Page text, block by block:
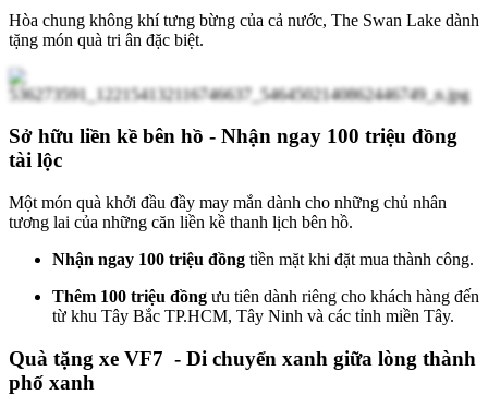
Hòa chung không khí tưng bừng của cả nước, The Swan Lake dành
tặng món quà tri ân đặc biệt.
Sở hữu liền kề bên hồ - Nhận ngay 100 triệu đồng
tài lộc
Một món quà khởi đầu đầy may mắn dành cho những chủ nhân
tương lai của những căn liền kề thanh lịch bên hồ.
Nhận ngay 100 triệu đồng tiền mặt khi đặt mua thành công.
Thêm 100 triệu đồng ưu tiên dành riêng cho khách hàng đến
từ khu Tây Bắc TP.HCM, Tây Ninh và các tỉnh miền Tây.
Quà tặng xe VF7 - Di chuyển xanh giữa lòng thành
phố xanh